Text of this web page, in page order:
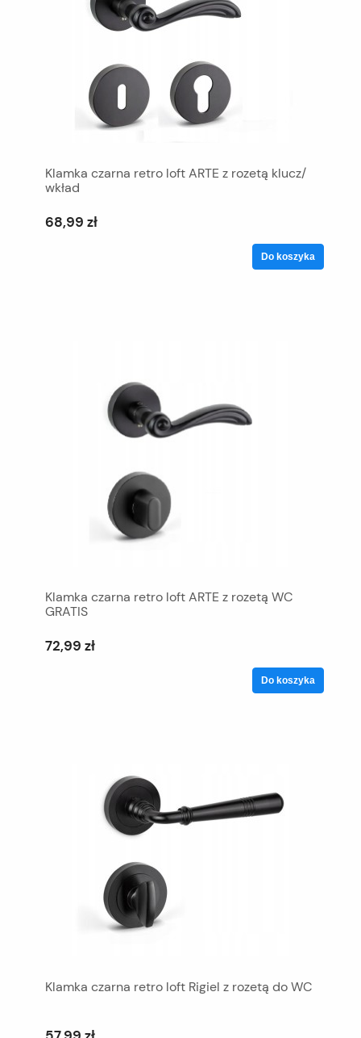
Klamka czarna retro loft ARTE z rozetą klucz/
wkład
68,99 zł
Do koszyka
Klamka czarna retro loft ARTE z rozetą WC
GRATIS
72,99 zł
Do koszyka
Klamka czarna retro loft Rigiel z rozetą do WC